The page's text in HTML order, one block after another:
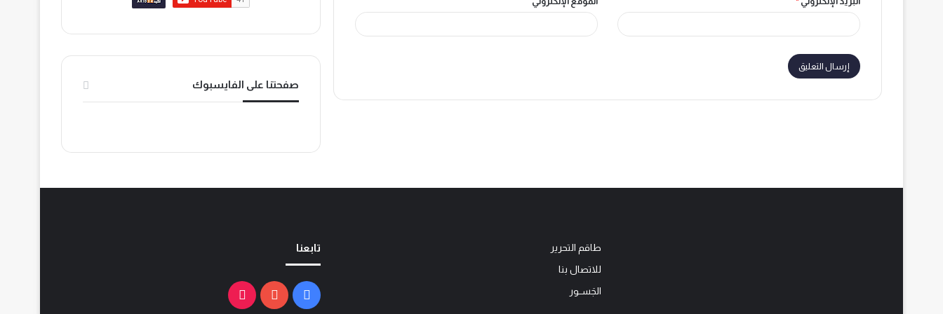
صفحتنا على الفايسبوك
طاقم التحرير
للاتصال بنا
الجَســور
تابعنا
فيسبوكيوتيوب ‫TikTok